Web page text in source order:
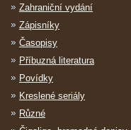
Zahraniční vydání
Zápisníky
Časopisy
Příbuzná literatura
Povídky
Kreslené seriály
Různé